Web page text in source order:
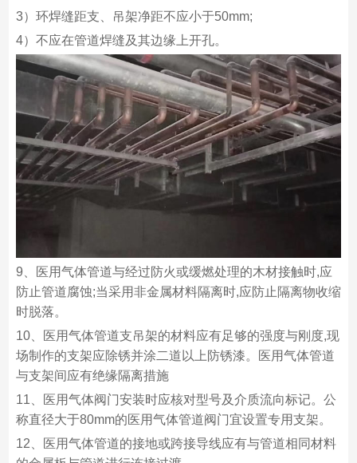
3）环焊缝距支、吊架净距不应小于50mm;
4）不应在管道焊缝及其边缘上开孔。
9、医用气体管道与经过防火或缓燃处理的木材接触时,应
防止管道腐蚀;当采用非金属材料隔离时,应防止隔离物收缩
时脱落。
10、医用气体管道支吊架的材料应有足够的强度与刚度,现
场制作的支架应除锈并涂二道以上防锈漆。医用气体管道
与支架间应有绝缘隔离措施
11、医用气体阀门安装时应核对型号及介质流向标记。公
称直径大于80mm的医用气体管道阀门宜设置专用支架。
12、医用气体管道的接地或跨接导线应有与管道相同材料